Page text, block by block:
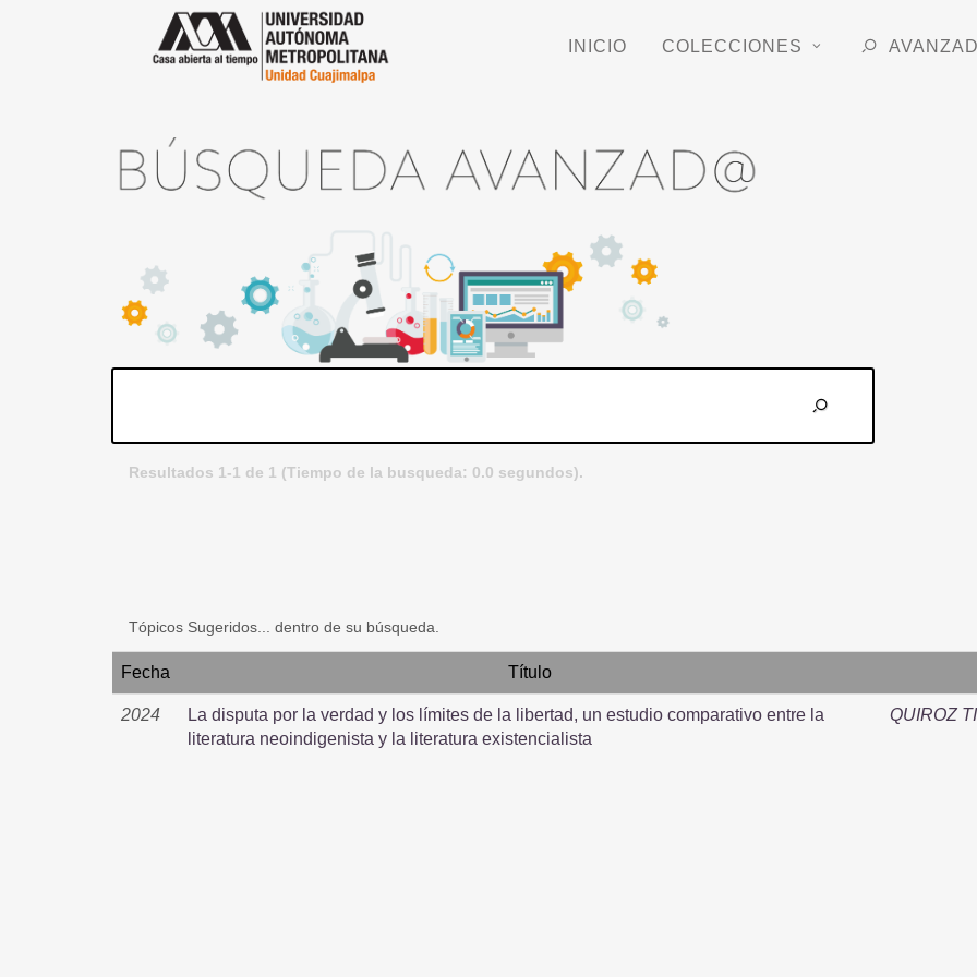
INICIO COLECCIONES
Resultados 1-1 de 1 (Tiempo de la busqueda: 0.0 segundos).
Tópicos Sugeridos... dentro de su búsqueda.
Fecha Título
2024
La disputa por la verdad y los límites de la libertad, un estudio comparativo entre la
literatura neoindigenista y la literatura existencialista
QUIROZ